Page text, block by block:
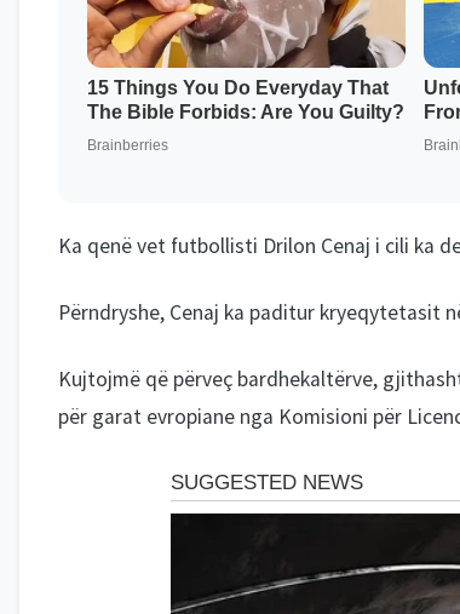
Ka qenë vet futbollisti Drilon Cenaj i cili ka
Përndryshe, Cenaj ka paditur kryeqytetasit
Kujtojmë që përveç bardhekaltërve,
për garat evropiane nga Komisioni për